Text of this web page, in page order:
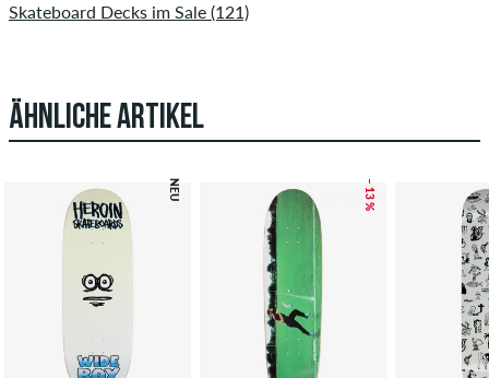
Skateboard Decks im Sale (121)
ÄHNLICHE ARTIKEL
NEU – 13 %